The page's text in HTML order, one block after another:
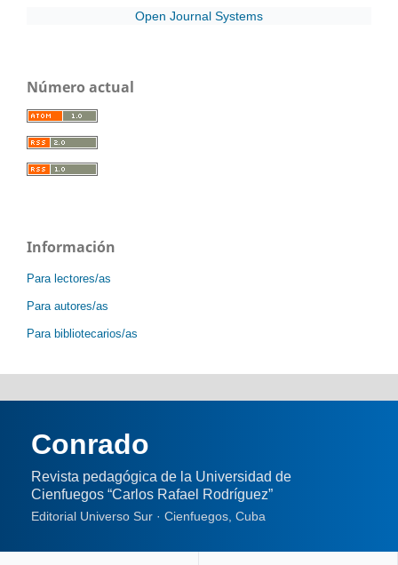
Open Journal Systems
Número actual
Información
Para lectores/as
Para autores/as
Para bibliotecarios/as
Conrado
Revista pedagógica de la Universidad de
Cienfuegos “Carlos Rafael Rodríguez”
Editorial Universo Sur · Cienfuegos, Cuba